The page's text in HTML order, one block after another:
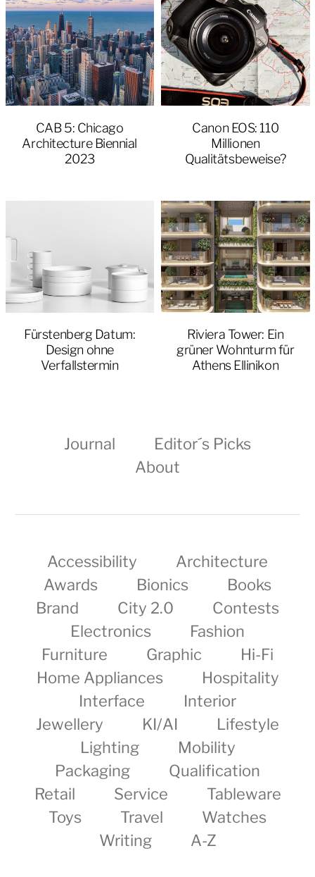
CAB 5: Chicago
Architecture Biennial
2023
Canon EOS: 110
Millionen
Qualitätsbeweise?
Fürstenberg Datum:
Design ohne
Verfallstermin
Riviera Tower: Ein
grüner Wohnturm für
Athens Ellinikon
Journal
Editor´s Picks
About
Accessibility
Architecture
Awards
Bionics
Books
Brand
City 2.0
Contests
Electronics
Fashion
Furniture
Graphic
Hi-Fi
Home Appliances
Hospitality
Interface
Interior
Jewellery
KI/AI
Lifestyle
Lighting
Mobility
Packaging
Qualification
Retail
Service
Tableware
Toys
Travel
Watches
Writing
A-Z